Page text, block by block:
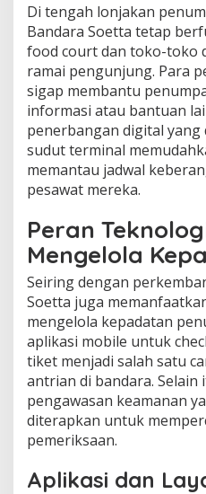
Di tengah lonjakan
Bandara Soetta tetap
food court dan toko-toko
ramai pengunjung. Para
sigap membantu
informasi atau bantuan
penerbangan digital yang
sudut terminal
memantau jadwal
pesawat mereka.
Peran
Mengelola
Seiring dengan
Soetta juga
mengelola kepadatan
aplikasi mobile untuk
tiket menjadi salah satu
antrian di bandara. Selain
pengawasan keamanan
diterapkan untuk
pemeriksaan.
Aplikasi dan